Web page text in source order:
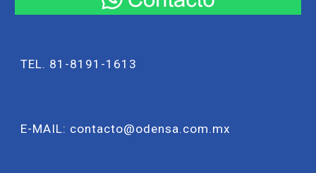
TEL. 81-8191-1613
E-MAIL: contacto@odensa.com.mx